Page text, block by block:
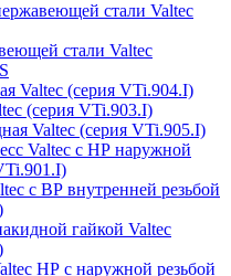
стали Valtec
стали Valtec
Valtec (серия VTi.904.I)
(серия VTi.903.I)
Valtec (серия VTi.905.I)
Valtec с НР наружной
с ВР внутренней резьбой
гайкой Valtec
НР с наружной резьбой